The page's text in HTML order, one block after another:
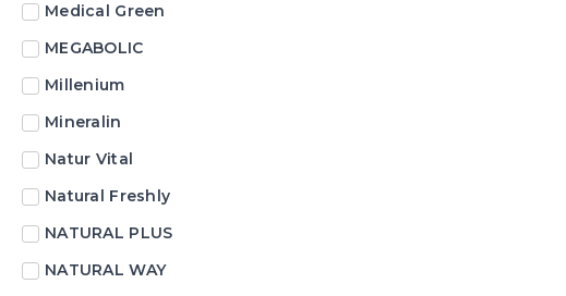
Medical Green
MEGABOLIC
Millenium
Mineralin
Natur Vital
Natural Freshly
NATURAL PLUS
NATURAL WAY